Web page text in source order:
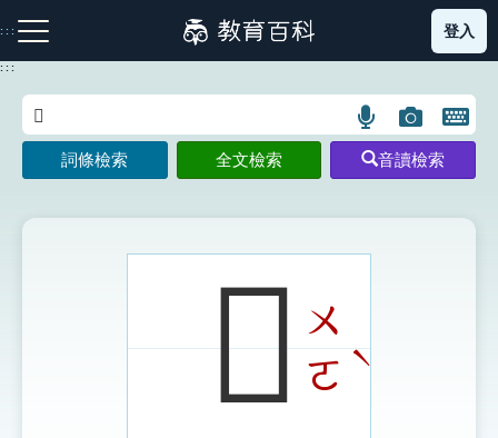
到
主
:::
注音索引圖示 筆畫索引圖示 部首索引表圖示
登入
:::
語
言
搜
示
圖
片
搜
開
鍵
圖
詞條檢索 全文檢索 音讀檢索
𥪍ㄨ
ㄛˋ